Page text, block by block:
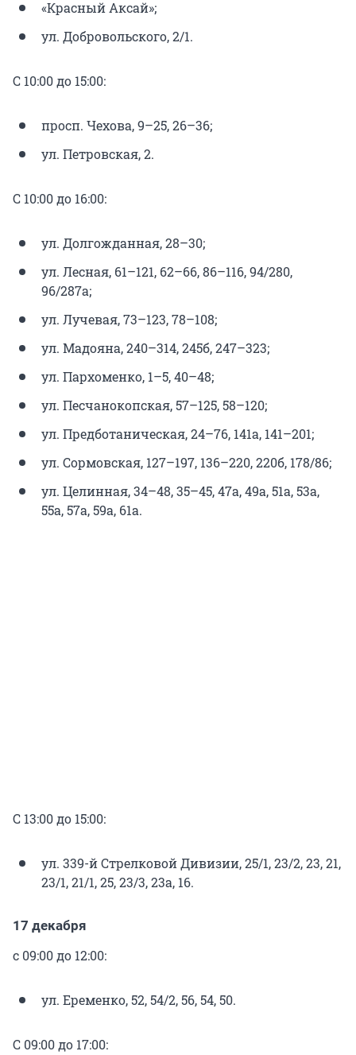
«Красный Аксай»;
ул. Добровольского, 2/1.
С 10:00 до 15:00:
просп. Чехова, 9–25, 26–36;
ул. Петровская, 2.
С 10:00 до 16:00:
ул. Долгожданная, 28–30;
ул. Лесная, 61–121, 62–66, 86–116, 94/280,
96/287а;
ул. Лучевая, 73–123, 78–108;
ул. Мадояна, 240–314, 245б, 247–323;
ул. Пархоменко, 1–5, 40–48;
ул. Песчанокопская, 57–125, 58–120;
ул. Предботаническая, 24–76, 141а, 141–201;
ул. Сормовская, 127–197, 136–220, 220б, 178/86;
ул. Целинная, 34–48, 35–45, 47а, 49а, 51а, 53а,
55а, 57а, 59а, 61а.
С 13:00 до 15:00:
ул. 339-й Стрелковой Дивизии, 25/1, 23/2, 23, 21,
23/1, 21/1, 25, 23/3, 23а, 16.
17 декабря
с 09:00 до 12:00:
ул. Еременко, 52, 54/2, 56, 54, 50.
С 09:00 до 17:00: